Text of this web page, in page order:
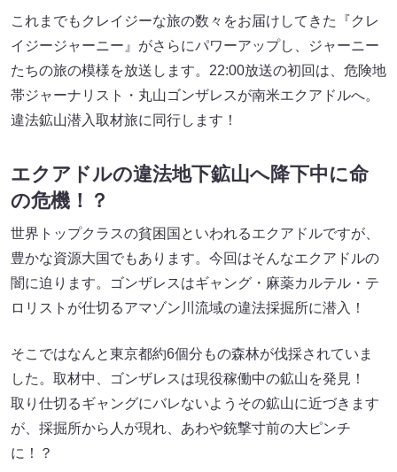
これまでもクレイジーな旅の数々をお届けしてきた『クレ
イジージャーニー』がさらにパワーアップし、ジャーニー
たちの旅の模様を放送します。22:00放送の初回は、危険地
帯ジャーナリスト・丸山ゴンザレスが南米エクアドルへ。
違法鉱山潜入取材旅に同行します！
エクアドルの違法地下鉱山へ降下中に命
の危機！？
世界トップクラスの貧困国といわれるエクアドルですが、
豊かな資源大国でもあります。今回はそんなエクアドルの
闇に迫ります。ゴンザレスはギャング・麻薬カルテル・テ
ロリストが仕切るアマゾン川流域の違法採掘所に潜入！
そこではなんと東京都約6個分もの森林が伐採されていま
した。取材中、ゴンザレスは現役稼働中の鉱山を発見！
取り仕切るギャングにバレないようその鉱山に近づきます
が、採掘所から人が現れ、あわや銃撃寸前の大ピンチ
に！？